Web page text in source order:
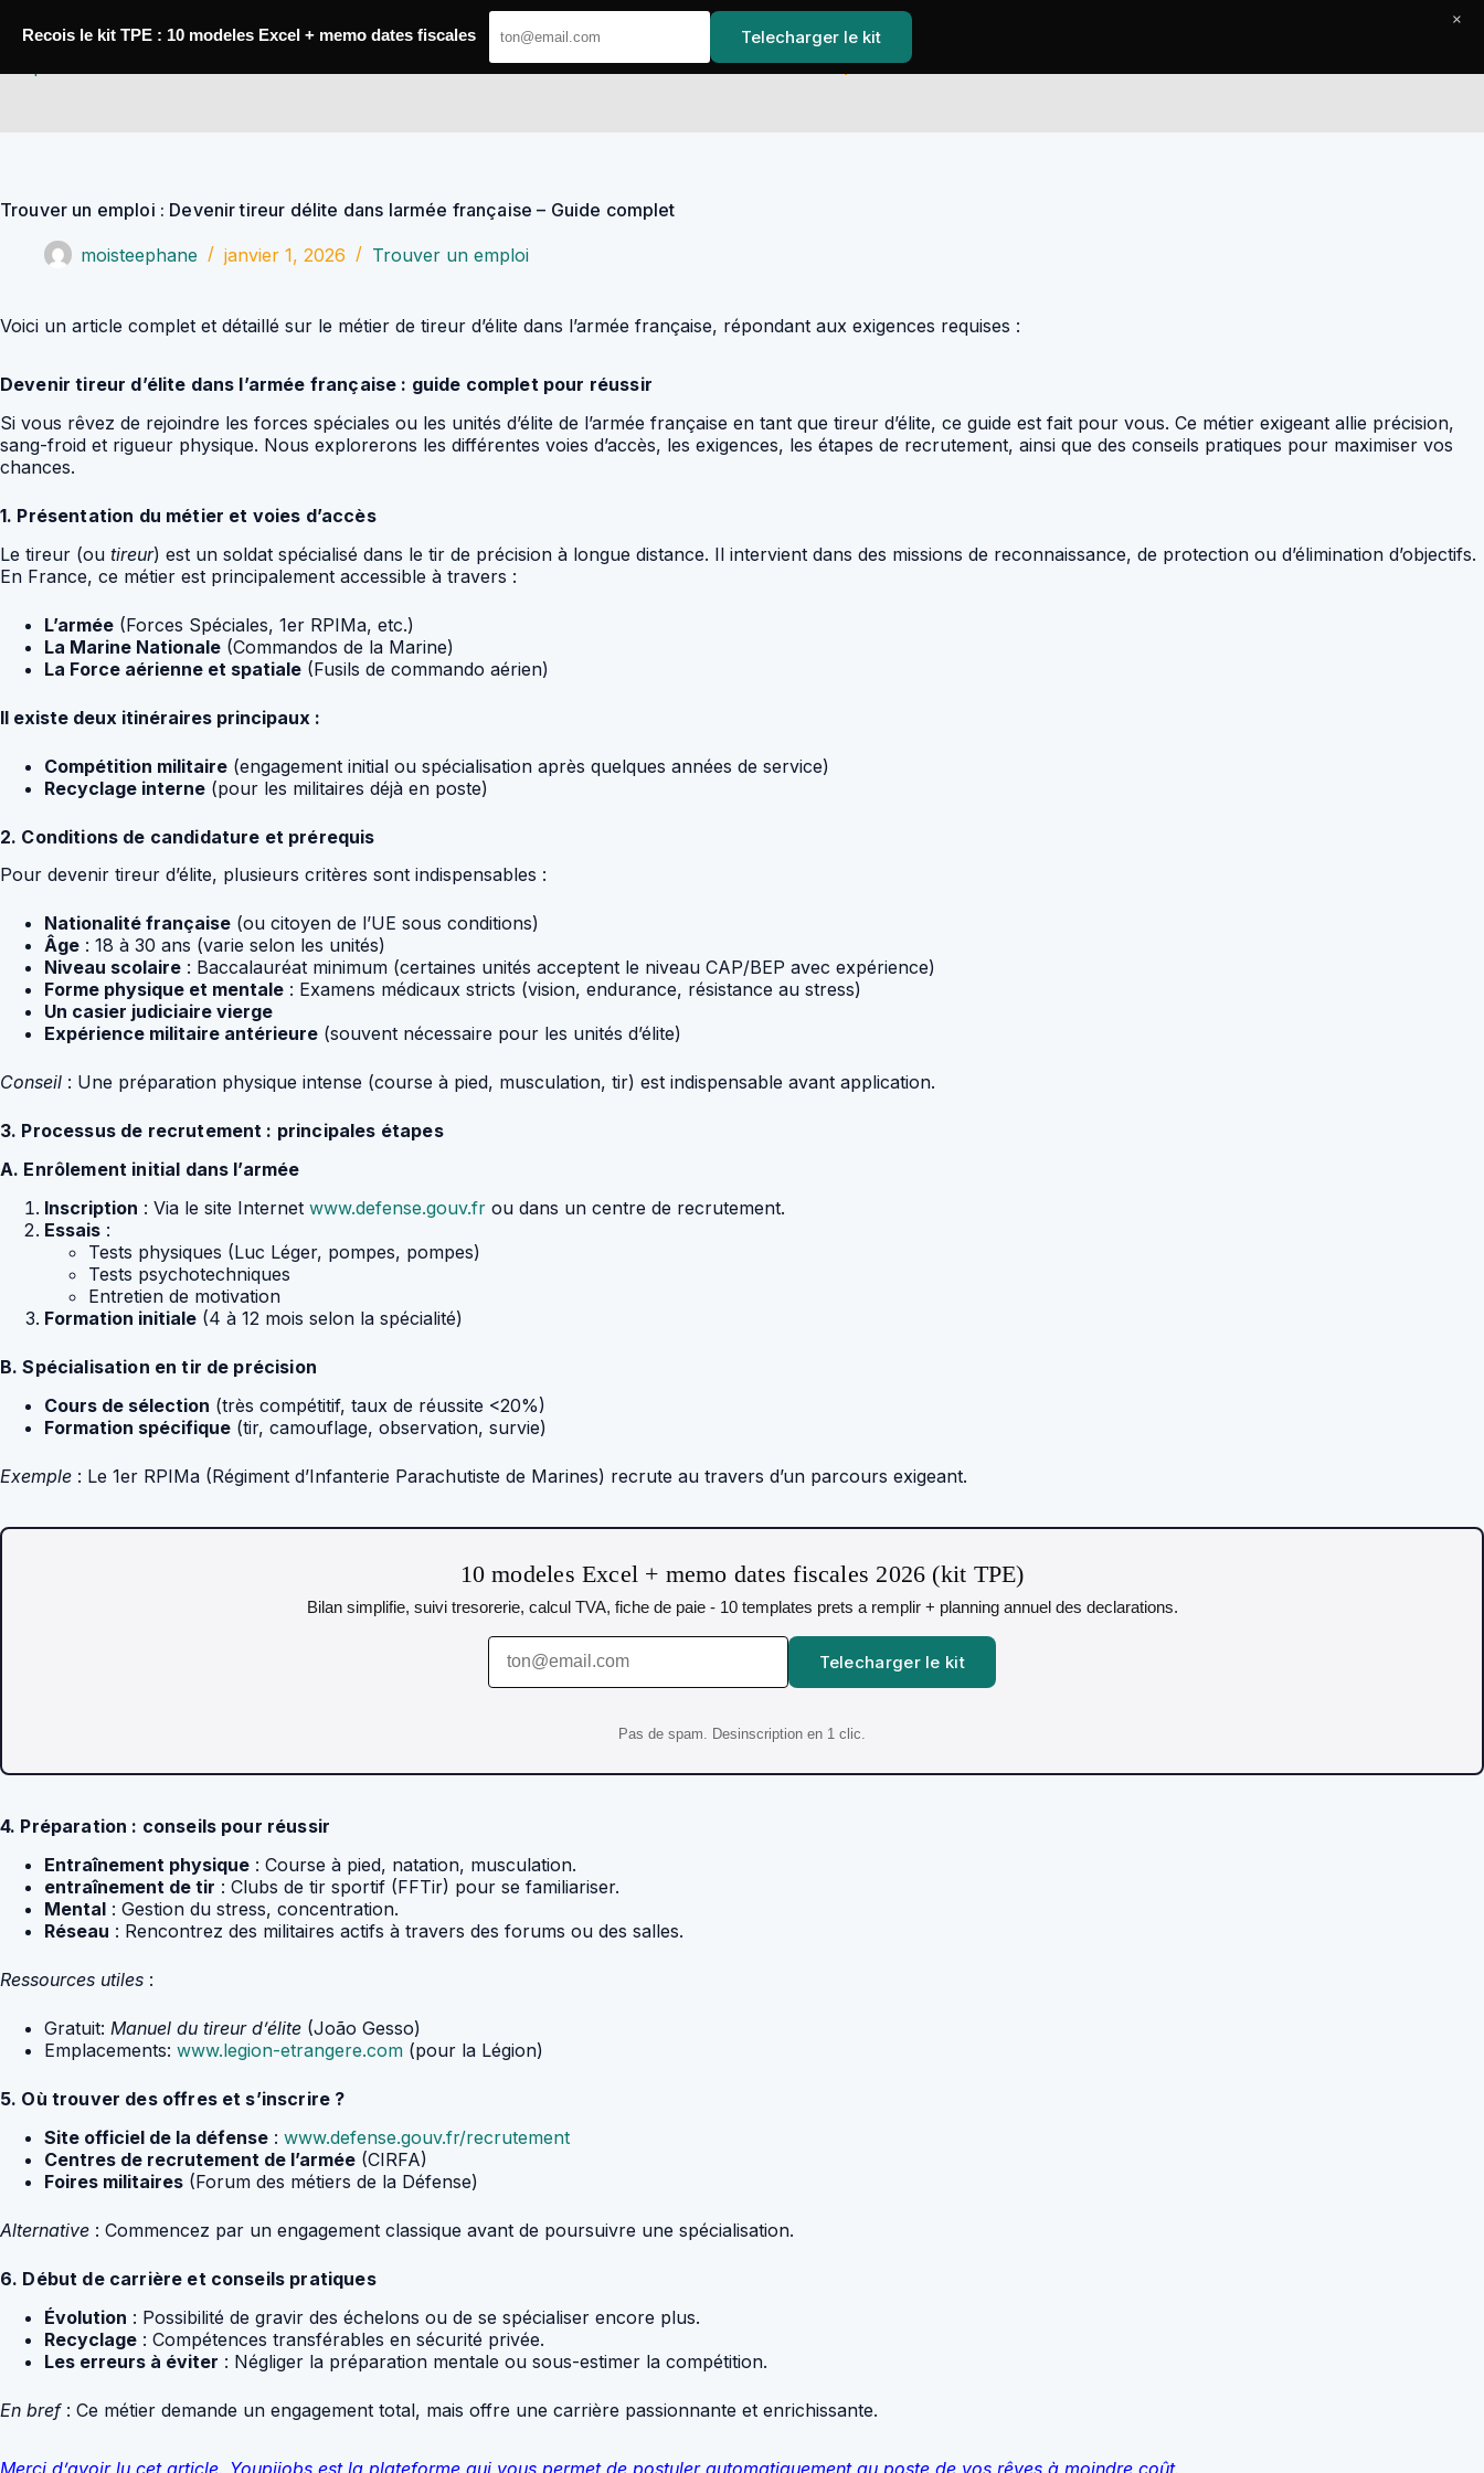
Trouver un emploi : Devenir tireur délite dans larmée française – Guide complet
moisteephane janvier 1, 2026 Trouver un emploi
Voici un article complet et détaillé sur le métier de tireur d’élite dans l’armée française, répondant aux exigences requises :
Devenir tireur d’élite dans l’armée française : guide complet pour réussir
Si vous rêvez de rejoindre les forces spéciales ou les unités d’élite de l’armée française en tant que tireur d’élite, ce guide est fait pour vous. Ce métier exigeant allie précision,
sang-froid et rigueur physique. Nous explorerons les différentes voies d’accès, les exigences, les étapes de recrutement, ainsi que des conseils pratiques pour maximiser vos
chances.
1. Présentation du métier et voies d’accès
Le tireur (ou tireur) est un soldat spécialisé dans le tir de précision à longue distance. Il intervient dans des missions de reconnaissance, de protection ou d’élimination d’objectifs.
En France, ce métier est principalement accessible à travers :
L’armée (Forces Spéciales, 1er RPIMa, etc.)
La Marine Nationale (Commandos de la Marine)
La Force aérienne et spatiale (Fusils de commando aérien)
Il existe deux itinéraires principaux :
Compétition militaire (engagement initial ou spécialisation après quelques années de service)
Recyclage interne (pour les militaires déjà en poste)
2. Conditions de candidature et prérequis
Pour devenir tireur d’élite, plusieurs critères sont indispensables :
Nationalité française (ou citoyen de l’UE sous conditions)
Âge : 18 à 30 ans (varie selon les unités)
Niveau scolaire : Baccalauréat minimum (certaines unités acceptent le niveau CAP/BEP avec expérience)
Forme physique et mentale : Examens médicaux stricts (vision, endurance, résistance au stress)
Un casier judiciaire vierge
Expérience militaire antérieure (souvent nécessaire pour les unités d’élite)
Conseil : Une préparation physique intense (course à pied, musculation, tir) est indispensable avant application.
3. Processus de recrutement : principales étapes
A. Enrôlement initial dans l’armée
Inscription : Via le site Internet www.defense.gouv.fr ou dans un centre de recrutement.
Essais :
Tests physiques (Luc Léger, pompes, pompes)
Tests psychotechniques
Entretien de motivation
Formation initiale (4 à 12 mois selon la spécialité)
B. Spécialisation en tir de précision
Cours de sélection (très compétitif, taux de réussite <20%)
Formation spécifique (tir, camouflage, observation, survie)
Exemple : Le 1er RPIMa (Régiment d’Infanterie Parachutiste de Marines) recrute au travers d’un parcours exigeant.
10 modeles Excel + memo dates fiscales 2026 (kit TPE)
Bilan simplifie, suivi tresorerie, calcul TVA, fiche de paie - 10 templates prets a remplir + planning annuel des declarations.
Telecharger le kit
Pas de spam. Desinscription en 1 clic.
4. Préparation : conseils pour réussir
Entraînement physique : Course à pied, natation, musculation.
entraînement de tir : Clubs de tir sportif (FFTir) pour se familiariser.
Mental : Gestion du stress, concentration.
Réseau : Rencontrez des militaires actifs à travers des forums ou des salles.
Ressources utiles :
Gratuit: Manuel du tireur d’élite (João Gesso)
Emplacements: www.legion-etrangere.com (pour la Légion)
5. Où trouver des offres et s’inscrire ?
Site officiel de la défense : www.defense.gouv.fr/recrutement
Centres de recrutement de l’armée (CIRFA)
Foires militaires (Forum des métiers de la Défense)
Alternative : Commencez par un engagement classique avant de poursuivre une spécialisation.
6. Début de carrière et conseils pratiques
Évolution : Possibilité de gravir des échelons ou de se spécialiser encore plus.
Recyclage : Compétences transférables en sécurité privée.
Les erreurs à éviter : Négliger la préparation mentale ou sous-estimer la compétition.
En bref: Ce métier demande un engagement total, mais offre une carrière passionnante et enrichissante.
Merci d’avoir lu cet article. Youpijobs est la plateforme qui vous permet de postuler automatiquement au poste de vos rêves à moindre coût.
Recois le kit TPE : 10 modeles Excel + memo dates fiscales Telecharger le kit
×